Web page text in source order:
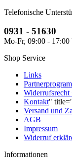
Telefonische
0931 - 51630
Mo-Fr, 09:00 - 17:00
Shop Service
Links
Kontakt"
Versand und
AGB
Impressum
Widerruf
Informationen